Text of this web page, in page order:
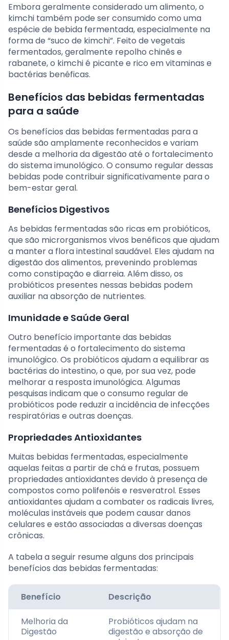
Embora geralmente considerado um alimento, o
kimchi também pode ser consumido como uma
espécie de bebida fermentada, especialmente na
forma de “suco de kimchi”. Feito de vegetais
fermentados, geralmente repolho chinês e
rabanete, o kimchi é picante e rico em vitaminas e
bactérias benéficas.
Benefícios das bebidas fermentadas
para a saúde
Os benefícios das bebidas fermentadas para a
saúde são amplamente reconhecidos e variam
desde a melhoria da digestão até o fortalecimento
do sistema imunológico. O consumo regular dessas
bebidas pode contribuir significativamente para o
bem-estar geral.
Benefícios Digestivos
As bebidas fermentadas são ricas em probióticos,
que são microrganismos vivos benéficos que ajudam
a manter a flora intestinal saudável. Eles ajudam na
digestão dos alimentos, prevenindo problemas
como constipação e diarreia. Além disso, os
probióticos presentes nessas bebidas podem
auxiliar na absorção de nutrientes.
Imunidade e Saúde Geral
Outro benefício importante das bebidas
fermentadas é o fortalecimento do sistema
imunológico. Os probióticos ajudam a equilibrar as
bactérias do intestino, o que, por sua vez, pode
melhorar a resposta imunológica. Algumas
pesquisas indicam que o consumo regular de
probióticos pode reduzir a incidência de infecções
respiratórias e outras doenças.
Propriedades Antioxidantes
Muitas bebidas fermentadas, especialmente
aquelas feitas a partir de chá e frutas, possuem
propriedades antioxidantes devido à presença de
compostos como polifenóis e resveratrol. Esses
antioxidantes ajudam a combater os radicais livres,
moléculas instáveis que podem causar danos
celulares e estão associadas a diversas doenças
crônicas.
A tabela a seguir resume alguns dos principais
benefícios das bebidas fermentadas:
Benefício Descrição
Melhoria da
Digestão
Probióticos ajudam na
digestão e absorção de